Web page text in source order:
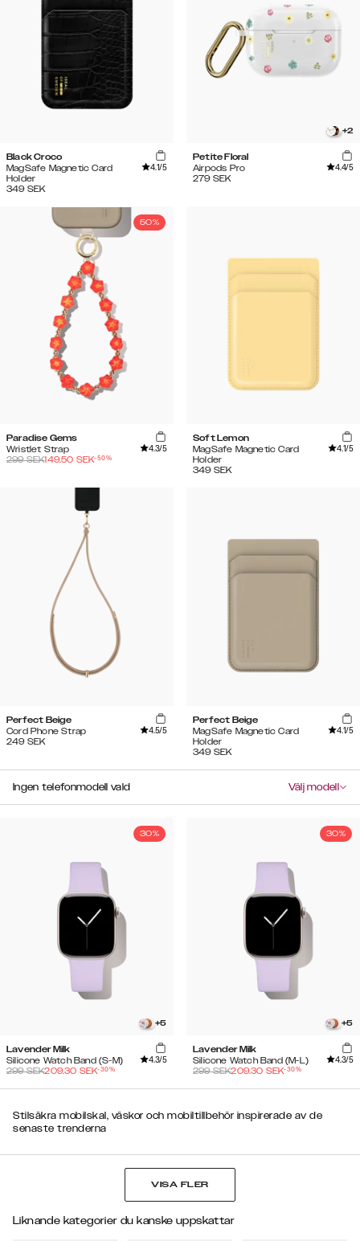
Black Croco
MagSafe Magnetic Card
Holder
4.1/5
349 SEK
+2
Petite Floral
Airpods Pro
4.4/5
279 SEK
50%
Paradise Gems
Wristlet Strap
4.3/5
299SEK149.50 SEK-50%
Soft Lemon
MagSafe Magnetic Card
Holder
4.1/5
349 SEK
Perfect Beige
Cord Phone Strap
4.5/5
249 SEK
Perfect Beige
MagSafe Magnetic Card
Holder
4.1/5
349 SEK
Ingen telefonmodell vald Välj modell
30%
+5
Lavender Milk
Silicone Watch Band (S-M)
4.3/5
299SEK209.30 SEK-30%
30%
+5
Lavender Milk
Silicone Watch Band (M-L)
4.3/5
299SEK209.30 SEK-30%
Stilsäkra mobilskal, väskor och mobiltillbehör inspirerade av de
senaste trenderna
VISA FLER
Liknande kategorier du kanske uppskattar